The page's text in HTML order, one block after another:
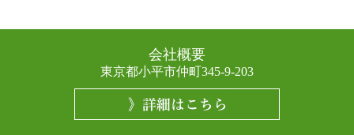
会社概要
東京都小平市仲町345-9-203